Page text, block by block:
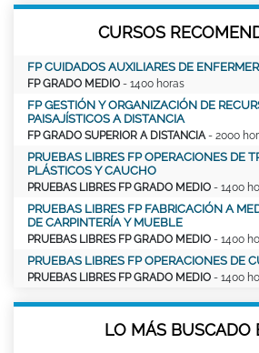
CURSOS
FP CUIDADOS AUXILIARES DE
FP GRADO MEDIO - 1400 horas
FP GESTIÓN Y ORGANIZACIÓN DE
PAISAJÍSTICOS A DISTANCIA
FP GRADO SUPERIOR A DISTANCIA- 2000
PRUEBAS LIBRES FP OPERACIONES DE
PLÁSTICOS Y CAUCHO
PRUEBAS LIBRES FP GRADO MEDIO - 1400
PRUEBAS LIBRES FP FABRICACIÓN A
DE CARPINTERÍA Y MUEBLE
PRUEBAS LIBRES FP GRADO MEDIO - 1400
PRUEBAS LIBRES FP OPERACIONES DE
PRUEBAS LIBRES FP GRADO MEDIO - 1400
LO MÁS BUSCADO